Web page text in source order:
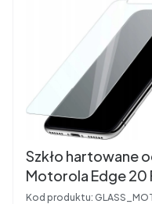
Szkło hartowane
Motorola Edge 20
Kod produktu: